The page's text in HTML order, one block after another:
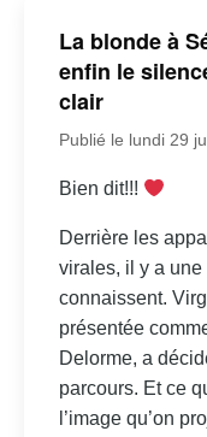
La blonde à
enfin le
clair
Publié le lundi 29
Bien dit!!!
Derrière les
virales, il y a
connaissent.
présentée
Delorme, a
parcours. Et ce
l’image qu’on